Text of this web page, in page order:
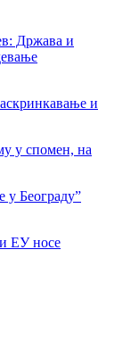
Држава и
и
у спомен, на
у Београду”
ЕУ носе